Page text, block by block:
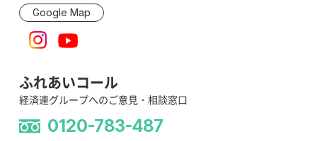
Google Map
ふれあいコール
経済連グループへのご意見・相談窓口
0120-783-487